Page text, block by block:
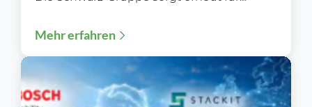
verlässt Rolf Schumann...
Mehr erfahren